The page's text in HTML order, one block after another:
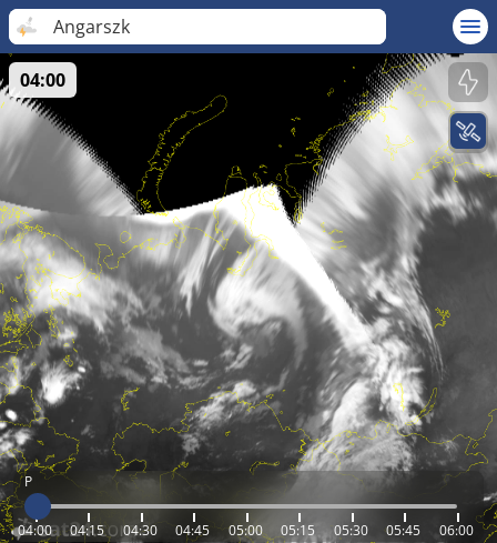
Angarszk
P
04:00 04:15 04:30 04:45 05:00 05:15 05:30 05:45 06:00
04:00